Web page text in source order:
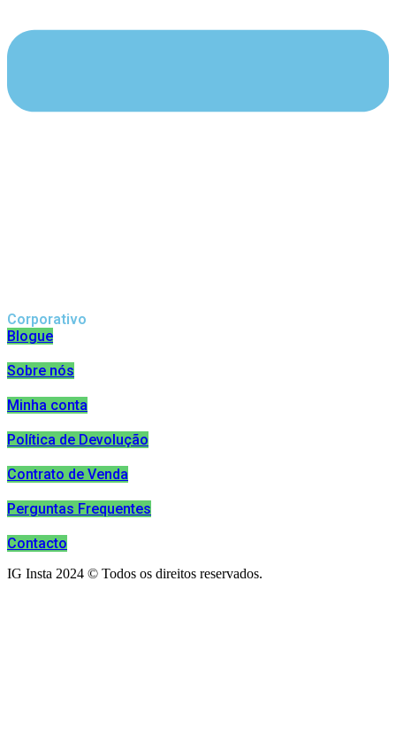
Corporativo
Blogue
Sobre nós
Minha conta
Política de Devolução
Contrato de Venda
Perguntas Frequentes
Contacto
IG Insta 2024 © Todos os direitos reservados.